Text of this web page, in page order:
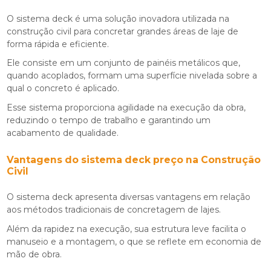
O sistema deck é uma solução inovadora utilizada na
construção civil para concretar grandes áreas de laje de
forma rápida e eficiente.
Ele consiste em um conjunto de painéis metálicos que,
quando acoplados, formam uma superfície nivelada sobre a
qual o concreto é aplicado.
Esse sistema proporciona agilidade na execução da obra,
reduzindo o tempo de trabalho e garantindo um
acabamento de qualidade.
Vantagens do sistema deck preçona Construção
Civil
O sistema deck apresenta diversas vantagens em relação
aos métodos tradicionais de concretagem de lajes.
Além da rapidez na execução, sua estrutura leve facilita o
manuseio e a montagem, o que se reflete em economia de
mão de obra.